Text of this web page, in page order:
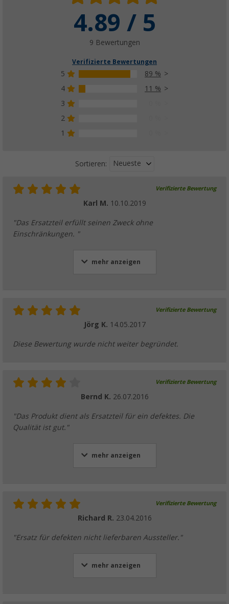
4.89 / 5
9 Bewertungen
Verifizierte Bewertungen
5
89 %
4
11 %
3
2
1
Sortieren: Neueste
Verifizierte Bewertung
Karl M. 10.10.2019
"Das Ersatzteil erfüllt seinen Zweck ohne
Einschränkungen. "
mehr anzeigen
Verifizierte Bewertung
Jörg K. 14.05.2017
Diese Bewertung wurde nicht weiter begründet.
Verifizierte Bewertung
Bernd K. 26.07.2016
"Das Produkt dient als Ersatzteil für ein defektes. Die
Qualität ist gut."
mehr anzeigen
Verifizierte Bewertung
Richard R. 23.04.2016
"Ersatz für defekten nicht lieferbaren Aussteller."
mehr anzeigen